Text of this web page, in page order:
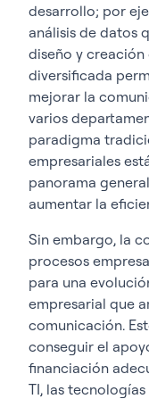
desarrollo; por
análisis de datos
diseño y creación
diversificada
mejorar la
varios
paradigma
empresariales
panorama
aumentar la
Sin embargo, la
procesos
para una
empresarial que
comunicación.
conseguir el
financiación
TI, las